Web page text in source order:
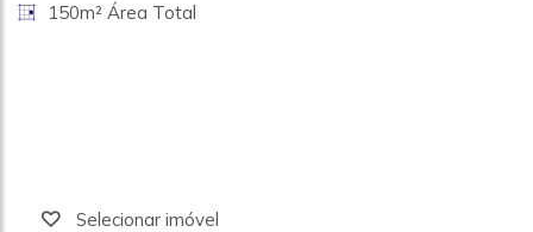
150m² Área Total
Selecionar imóvel